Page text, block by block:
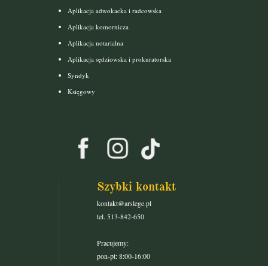
Aplikacja adwokacka i radcowska
Aplikacja komornicza
Aplikacja notarialna
Aplikacja sędziowska i prokuratorska
Syndyk
Księgowy
Szybki kontakt
kontakt@arslege.pl
tel. 513-842-650
Pracujemy:
pon-pt: 8:00-16:00